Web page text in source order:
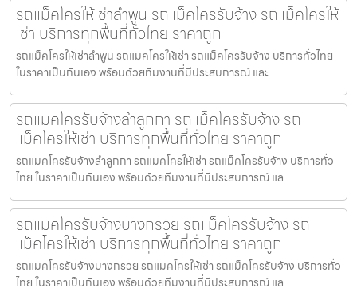
รถแม็คโครให้เช่าลำพูน รถแม็คโครรับจ้าง รถแม็คโครให้
เช่า บริการทุกพื้นที่ทั่วไทย ราคาถูก
รถแม็คโครให้เช่าลำพูน รถแมคโครให้เช่า รถแม็คโครรับจ้าง บริการทั่วไทย
ในราคาเป็นกันเอง พร้อมด้วยทีมงานที่มีประสบการณ์ และ
รถแมคโครรับจ้างลำลูกกา รถแม็คโครรับจ้าง รถ
แม็คโครให้เช่า บริการทุกพื้นที่ทั่วไทย ราคาถูก
รถแมคโครรับจ้างลำลูกกา รถแมคโครให้เช่า รถแม็คโครรับจ้าง บริการทั่ว
ไทย ในราคาเป็นกันเอง พร้อมด้วยทีมงานที่มีประสบการณ์ แล
รถแมคโครรับจ้างบางกรวย รถแม็คโครรับจ้าง รถ
แม็คโครให้เช่า บริการทุกพื้นที่ทั่วไทย ราคาถูก
รถแมคโครรับจ้างบางกรวย รถแมคโครให้เช่า รถแม็คโครรับจ้าง บริการทั่ว
ไทย ในราคาเป็นกันเอง พร้อมด้วยทีมงานที่มีประสบการณ์ แล